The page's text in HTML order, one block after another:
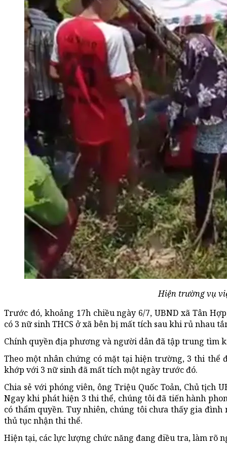
Hiện trường vụ
Trước đó, khoảng 17h chiều ngày 6/7, UBND xã Tân
có 3 nữ sinh THCS ở xã bên bị mất tích sau khi rủ nhau
Chính quyền địa phương và người dân đã tập trung tìm
Theo một nhân chứng có mặt tại hiện trường, 3 thi thể
khớp với 3 nữ sinh đã mất tích một ngày trước đó.
Chia sẻ với phóng viên, ông Triệu Quốc Toản, Chủ tịch
Ngay khi phát hiện 3 thi thể, chúng tôi đã tiến hành
có thẩm quyền. Tuy nhiên, chúng tôi chưa thấy gia đình
thủ tục nhận thi thể.
Hiện tại, các lực lượng chức năng đang điều tra, làm rõ